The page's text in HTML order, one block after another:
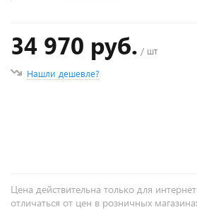
34 970 руб. / шт
Нашли дешевле?
Цена действительна только для
отличаться от цен в розничных